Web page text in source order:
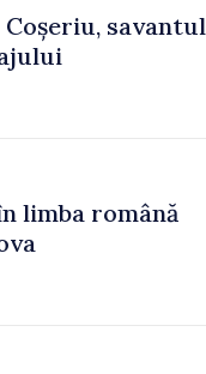
savantul
limba română